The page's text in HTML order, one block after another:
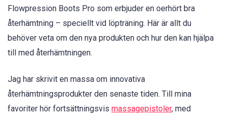
Flowpression Boots Pro som erbjuder en oerhört bra
återhämtning – speciellt vid löpträning. Här är allt du
behöver veta om den nya produkten och hur den kan hjälpa
till med återhämtningen.
Jag har skrivit en massa om innovativa
återhämtningsprodukter den senaste tiden. Till mina
favoriter hör fortsättningsvis massagepistoler, med